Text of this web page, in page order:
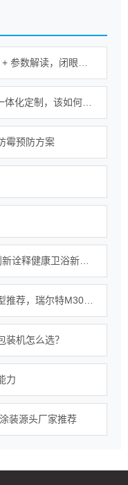
霉预防方案
机怎么选？
力
装源头厂家推荐